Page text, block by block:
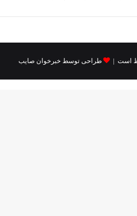
طراحی توسط خبرخوان صایب